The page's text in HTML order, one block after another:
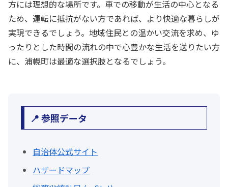
方には理想的な場所です。車での移動が生活の中心となる
ため、運転に抵抗がない方であれば、より快適な暮らしが
実現できるでしょう。地域住民との温かい交流を求め、ゆ
ったりとした時間の流れの中で心豊かな生活を送りたい方
に、浦幌町は最適な選択肢となるでしょう。
📍 参照データ
自治体公式サイト
ハザードマップ